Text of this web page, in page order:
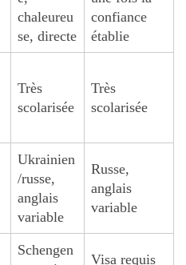
chaleureu
se, directe
confiance
établie
Très
scolarisée
Très
scolarisée
Ukrainien
/russe,
anglais
variable
Russe,
anglais
variable
Schengen
Visa requis